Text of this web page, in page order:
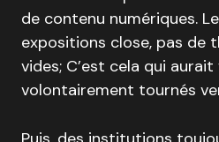
de contenu numériques.
expositions close, pas de
vides; C’est cela qui
volontairement tournés